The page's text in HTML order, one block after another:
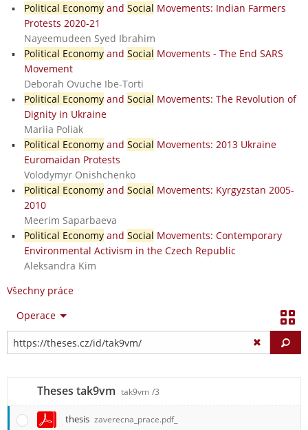
Political Economyand Social Movements: Indian Farmers
Protests 2020-21
Nayeemudeen Syed Ibrahim
Political Economyand Social Movements - The End SARS
Movement
Deborah Ovuche Ibe-Torti
Political Economyand Social Movements: The Revolution of
Dignity in Ukraine
Mariia Poliak
Political Economyand Social Movements: 2013 Ukraine
Euromaidan Protests
Volodymyr Onishchenko
Political Economyand Social Movements: Kyrgyzstan 2005-
2010
Meerim Saparbaeva
Political Economyand Social Movements: Contemporary
Environmental Activism in the Czech Republic
Aleksandra Kim
Všechny práce
Operace
Theses tak9vm tak9vm /3
thesis zaverecna_prace.pdf_